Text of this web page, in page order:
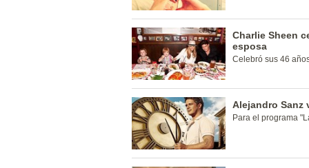
Charlie Sheen
esposa
Celebró sus 46
Alejandro Sanz
Para el programa